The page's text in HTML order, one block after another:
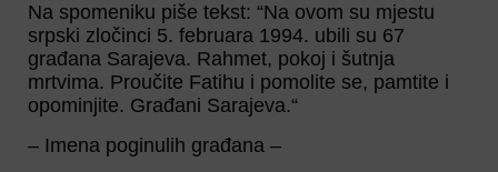
Na spomeniku piše tekst: “Na ovom su mjestu
srpski zločinci 5. februara 1994. ubili su 67
građana Sarajeva. Rahmet, pokoj i šutnja
mrtvima. Proučite Fatihu i pomolite se, pamtite i
opominjite. Građani Sarajeva.“
– Imena poginulih građana –